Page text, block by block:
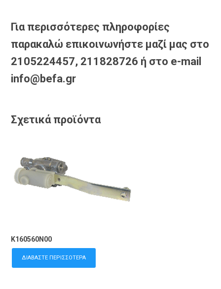
Για περισσότερες πληροφορίες
παρακαλώ επικοινωνήστε μαζί μας στο
2105224457, 211828726 ή στο e-mail
info@befa.gr
Σχετικά προϊόντα
K160560N00
ΔΙΑΒΆΣΤΕ ΠΕΡΙΣΣΌΤΕΡΑ